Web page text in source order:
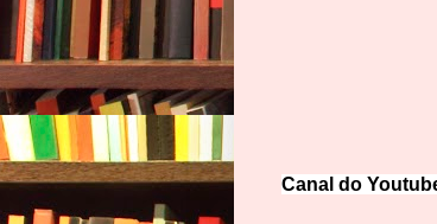
Canal do Y